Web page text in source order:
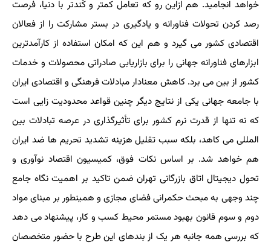
خواهد انجامید. هم ازاین رو که تعامل کمتر و کُندتر با دنیا، فرصت
رصد کردن تحولات فناورانه و یادگیری در بستر مشارکت را از فعالان
اقتصادی کشور می گیرد و هم این که امکان استفاده از کارآمدترین
ابزارهای فناورانه جهانی را برای بازاریابی صادراتی محصولات و خدمات
کشور از بین می برد. کاهش معنادار مبادلات فرهنگی و اقتصادی ایران
با جامعه جهانی یکی از نتایج دیگر چنین قواعد محدودیت زایی است
که نه تنها از قدرت نرم کشور برای تأثیرگذاری در عرصه تبادلات بین
المللی می کاهد، بلکه سبب تقلیل هزینه تشدید تحریم ها ضد ایران
هم خواهد شد. بر اساس نکات فوق، کمیسیون اقتصاد نوآوری و
تحول دیجیتال اتاق بازرگانی تهران ضمن تاکید بر اهمیت نگاه جامع
چند وجهی به مبحث حکمرانی فضای مجازی و همینطور بر مبنای مواد
دوم و سوم قانون بهبود مستمر محیط کسب و کار، پیشنهاد می دهد
که بررسی همه جانبه هر یک از بندهای این طرح با حضور متخصصان